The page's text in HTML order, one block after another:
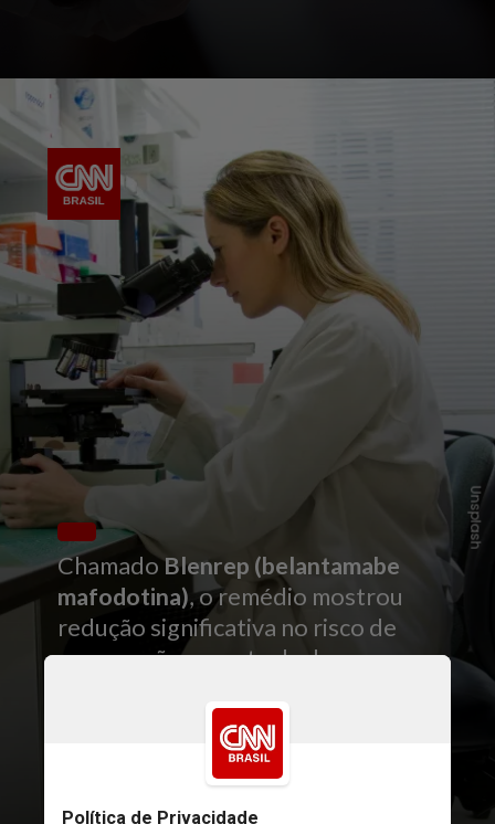
ChamadoBlenrep (belantamabe
mafodotina), o remédio mostrou
redução significativa no risco de
progressão e morte da doença em
Unsplash